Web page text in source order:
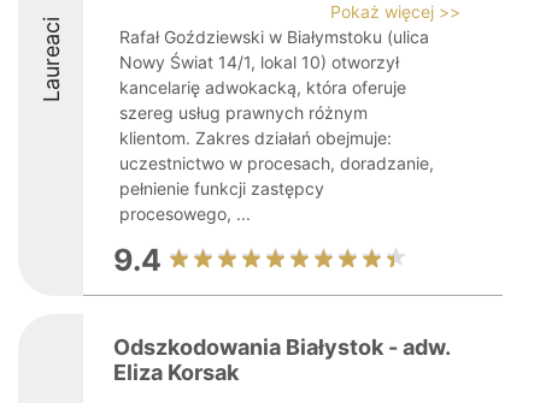
Laureaci
Pokaż więcej >>
Rafał Goździewski w Białymstoku (ulica
Nowy Świat 14/1, lokal 10) otworzył
kancelarię adwokacką, która oferuje
szereg usług prawnych różnym
klientom. Zakres działań obejmuje:
uczestnictwo w procesach, doradzanie,
pełnienie funkcji zastępcy
procesowego, ...
9.4
Odszkodowania Białystok - adw.
Eliza Korsak